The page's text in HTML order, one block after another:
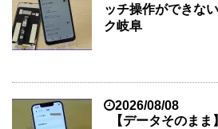
ッチ操作ができな
ク岐阜
2026/08/08
【データそのま